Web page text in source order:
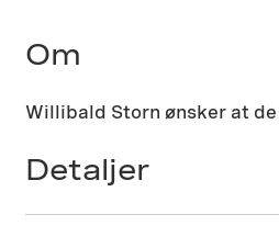
Om
Willibald Storn ønsker at
Detaljer